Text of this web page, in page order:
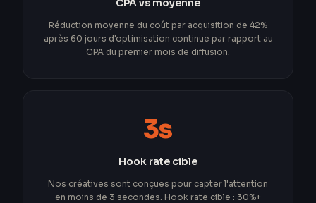
CPA vs moyenne
Réduction moyenne du coût par acquisition de 42%
après 60 jours d'optimisation continue par rapport au
CPA du premier mois de diffusion.
3s
Hook rate cible
Nos créatives sont conçues pour capter l'attention
en moins de 3 secondes. Hook rate cible : 30%+